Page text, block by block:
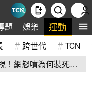
題 娛樂 運動 全
跨世代 TCN
！網怒噴為何裝死？